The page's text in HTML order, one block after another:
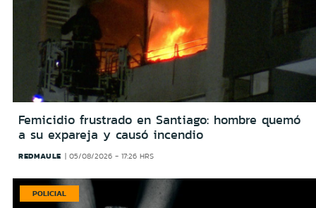
Femicidio frustrado en Santiago: hombre quemó
a su expareja y causó incendio
REDMAULE 05/08/2026 - 17:26 HRS
POLICIAL